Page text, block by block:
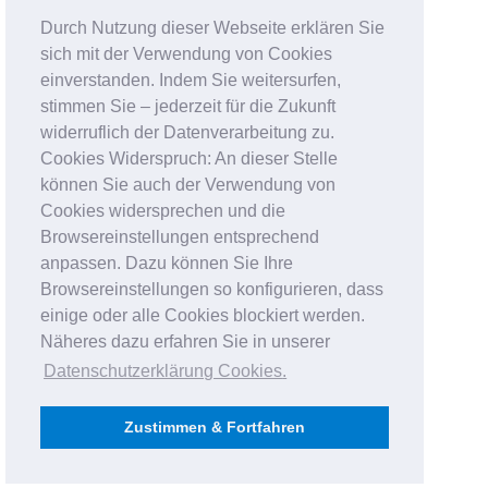
Durch Nutzung dieser Webseite erklären Sie
sich mit der Verwendung von Cookies
einverstanden. Indem Sie weitersurfen,
stimmen Sie – jederzeit für die Zukunft
widerruflich der Datenverarbeitung zu.
Cookies Widerspruch: An dieser Stelle
können Sie auch der Verwendung von
Cookies widersprechen und die
Browsereinstellungen entsprechend
anpassen. Dazu können Sie Ihre
Browsereinstellungen so konfigurieren, dass
einige oder alle Cookies blockiert werden.
Näheres dazu erfahren Sie in unserer
Datenschutzerklärung Cookies.
Zustimmen & Fortfahren